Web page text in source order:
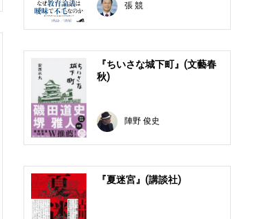
張 競
『ちいさな城下町』(文藝春
秋)
陣野 俊史
『夏迷宮』(講談社)